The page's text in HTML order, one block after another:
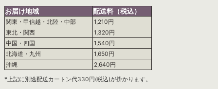
お届け地域
配送料（税込）
関東・甲信越・北陸・中部
1,210円
東北・関西
1,320円
中国・四国
1,540円
北海道・九州
1,650円
沖縄
2,640円
*上記に別途配送カートン代330円(税込)が掛かります。